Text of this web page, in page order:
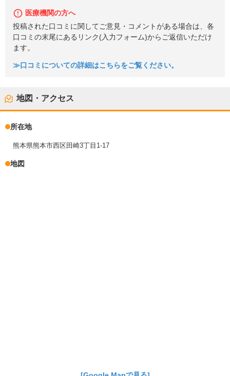
医療機関の方へ
投稿された口コミに関してご意見・コメントがある場合は、各
口コミの末尾にあるリンク(入力フォーム)からご返信いただけ
ます。
≫口コミについての詳細はこちらをご覧ください。
地図・アクセス
所在地
熊本県熊本市西区田崎3丁目1-17
地図